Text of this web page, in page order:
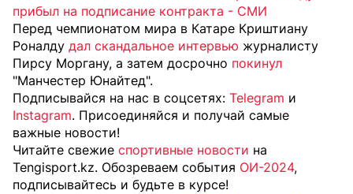
прибыл на подписание контракта - СМИ
Перед чемпионатом мира в Катаре Криштиану
Роналду дал скандальное интервью журналисту
Пирсу Моргану, а затем досрочно покинул
"Манчестер Юнайтед".
Подписывайся на нас в соцсетях: Telegram и
Instagram. Присоединяйся и получай самые
важные новости!
Читайте свежие спортивные новости на
Tengisport.kz. Обозреваем события ОИ-2024,
подписывайтесь и будьте в курсе!